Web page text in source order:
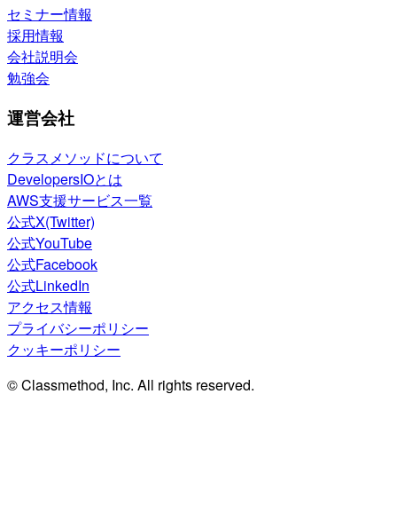
セミナー情報
採用情報
会社説明会
勉強会
運営会社
クラスメソッドについて
DevelopersIOとは
AWS支援サービス一覧
公式X(Twitter)
公式YouTube
公式Facebook
公式LinkedIn
アクセス情報
プライバシーポリシー
クッキーポリシー
© Classmethod, Inc. All rights reserved.